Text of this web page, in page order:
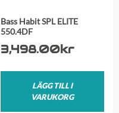
Bass Habit SPL ELITE
550.4DF
3,498.00kr
LÄGG TILL I
VARUKORG